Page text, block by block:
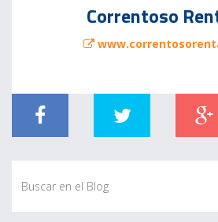
Correntoso